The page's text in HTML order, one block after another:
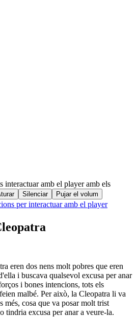
interactuar amb el player amb els
Silenciar
Pujar el volum
per interactuar amb el player
eren dos nens molt pobres que eren
i buscava qualsevol excusa per anar
i bones intencions, tots els
malbé. Per això, la Cleopatra li va
més, cosa que va posar molt trist
tindria excusa per anar a veure-la.